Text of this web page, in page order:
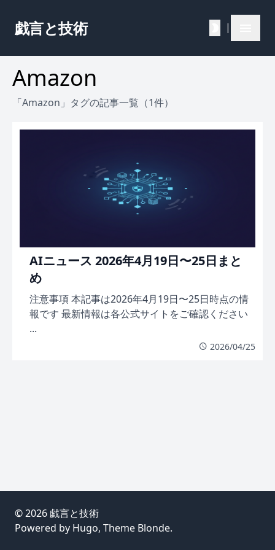
戯言と技術 |
Amazon
「Amazon」タグの記事一覧（1件）
AIニュース 2026年4月19日〜25日まと
め
注意事項 本記事は2026年4月19日〜25日時点の情
報です 最新情報は各公式サイトをご確認ください
...
2026/04/25
© 2026 戯言と技術
Powered by Hugo, Theme Blonde.